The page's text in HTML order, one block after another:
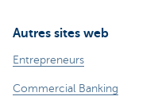
Autres sites web
Entrepreneurs
Commercial Banking